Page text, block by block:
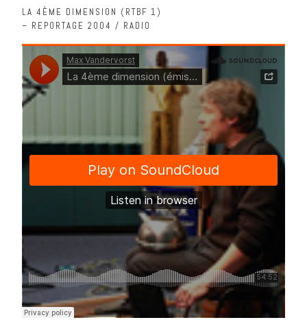
LA 4ÈME DIMENSION (RTBF 1)
– REPORTAGE 2004 / RADIO